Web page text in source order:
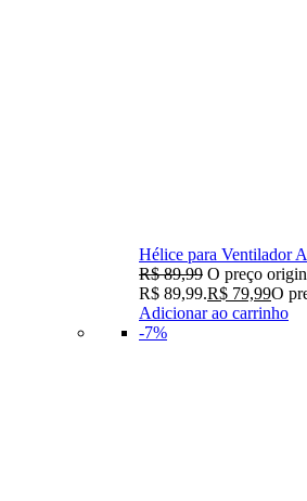
Hélice para Ventilador
R$89,99 O preço
R$ 89,99.R$ 79,99O
Adicionar ao carrinho
-7%